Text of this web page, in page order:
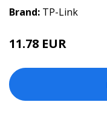
Brand: TP-Link
11.78 EUR